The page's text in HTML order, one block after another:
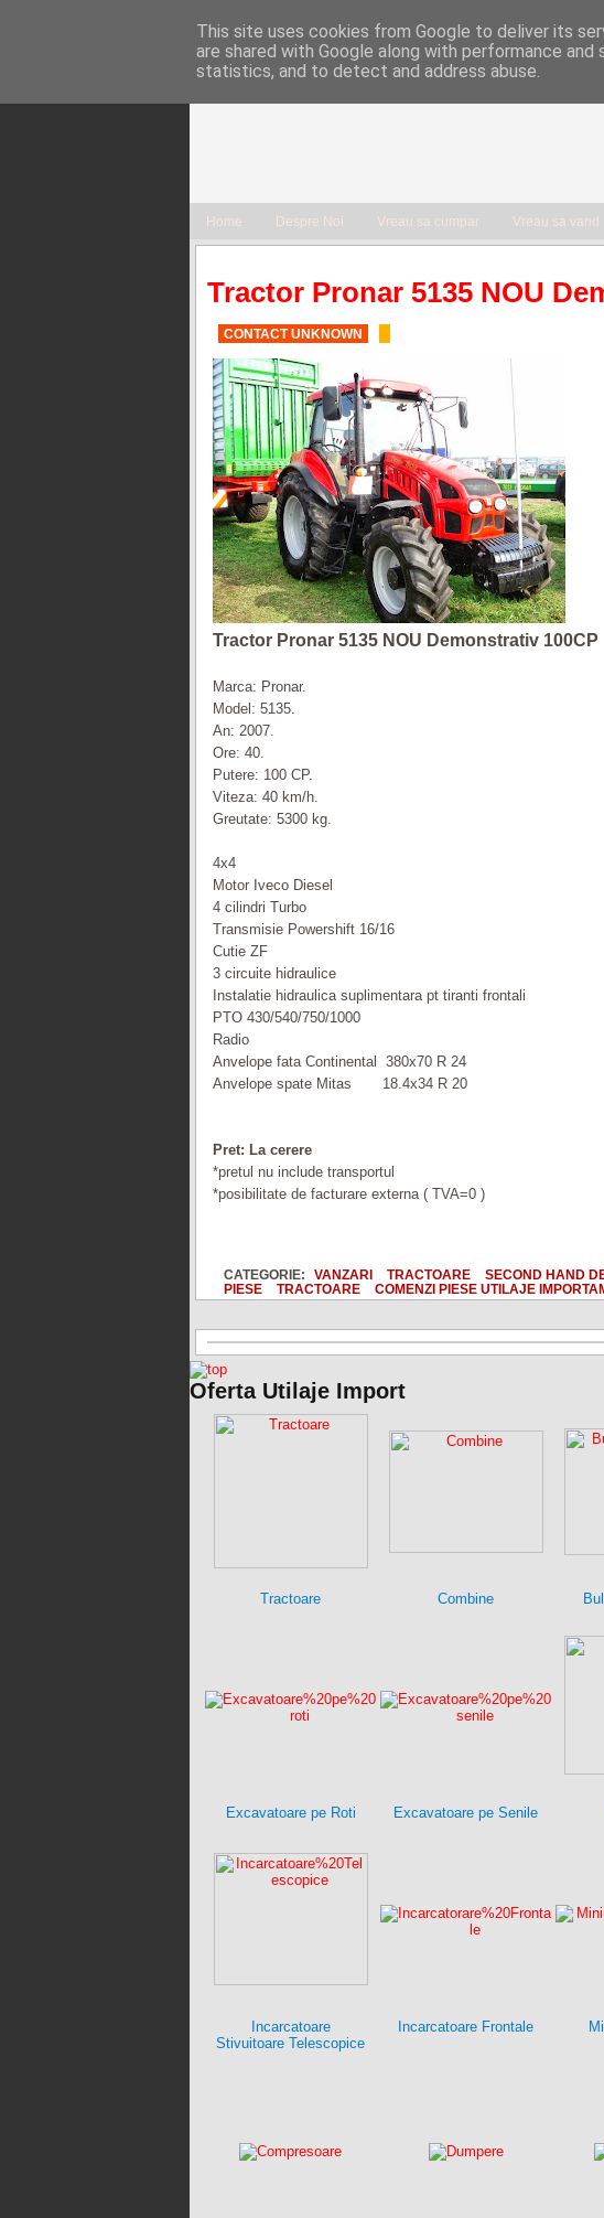
Home Despre Noi Vreau sa cumpar Vreau sa vand
Tractor Pronar 5135 NOU
CONTACT UNKNOWN
Tractor Pronar 5135 NOU Demonstrativ 100CP
Marca: Pronar.
Model: 5135.
An: 2007.
Ore: 40.
Putere: 100 CP.
Viteza: 40 km/h.
Greutate: 5300 kg.
4x4
Motor Iveco Diesel
4 cilindri Turbo
Transmisie Powershift 16/16
Cutie ZF
3 circuite hidraulice
Instalatie hidraulica suplimentara pt tiranti frontali
PTO 430/540/750/1000
Radio
Anvelope fata Continental 380x70 R 24
Anvelope spate Mitas 18.4x34 R 20
Pret: La cerere
*pretul nu include transportul
*posibilitate de facturare externa ( TVA=0 )
CATEGORIE: VANZARI TRACTOARE SECOND HAND
PIESE
TRACTOARE COMENZI PIESE UTILAJE
Oferta Utilaje Import
Tractoare Combine
Excavatoare pe Roti Excavatoare pe Senile
Incarcatoare
Stivuitoare Telescopice
Incarcatoare Frontale
This site uses cookies from Google to deliver its
are shared with Google along with performance
statistics, and to detect and address abuse.